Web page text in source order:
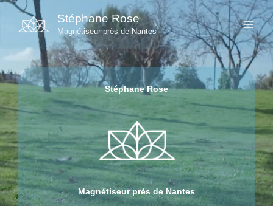
Aller
contenu
Stéphane Rose
Magnétiseur près de Nantes
Stéphane Rose
Magnétiseur près de Nantes